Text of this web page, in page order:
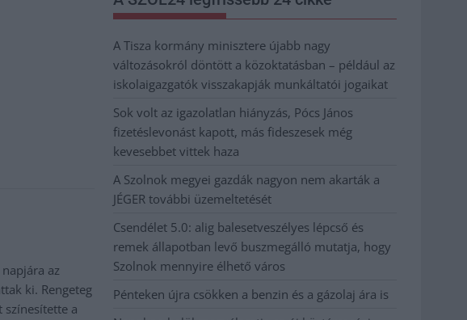
az
ki. Rengeteg
a
A Tisza kormány minisztere újabb nagy
változásokról döntött a közoktatásban – például az
iskolaigazgatók visszakapják munkáltatói jogaikat
Sok volt az igazolatlan hiányzás, Pócs János
fizetéslevonást kapott, más fideszesek még
kevesebbet vittek haza
A Szolnok megyei gazdák nagyon nem akarták a
JÉGER további üzemeltetését
Csendélet 5.0: alig balesetveszélyes lépcső és
remek állapotban levő buszmegálló mutatja, hogy
Szolnok mennyire élhető város
Pénteken újra csökken a benzin és a gázolaj ára is